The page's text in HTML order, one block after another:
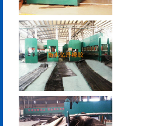
模数式160、240、320伸
缩缝